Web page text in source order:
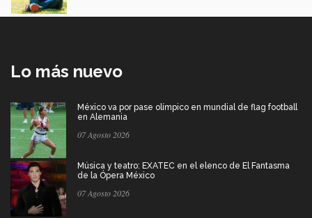
Lo más nuevo
México va por pase olímpico en mundial de flag football
en Alemania
07 Agosto 2026
Música y teatro: EXATEC en el elenco de El Fantasma
de la Ópera México
07 Agosto 2026